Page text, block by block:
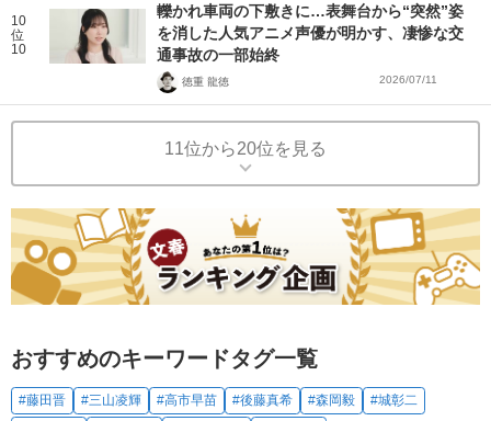
10
位
10
轢かれ車両の下敷きに…表舞台から“突然”姿
を消した人気アニメ声優が明かす、凄惨な交
通事故の一部始終
徳重 龍徳 2026/07/11
11位から20位を見る
おすすめのキーワードタグ一覧
#藤田晋 #三山凌輝 #高市早苗 #後藤真希 #森岡毅
#城彰二